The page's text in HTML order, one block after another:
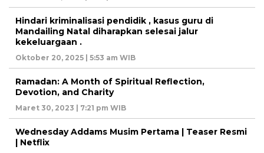
Hindari kriminalisasi pendidik , kasus guru di
Mandailing Natal diharapkan selesai jalur
kekeluargaan .
Oktober 20, 2025 | 5:53 am WIB
Ramadan: A Month of Spiritual Reflection,
Devotion, and Charity
Maret 30, 2023 | 7:21 pm WIB
Wednesday Addams Musim Pertama | Teaser Resmi
| Netflix